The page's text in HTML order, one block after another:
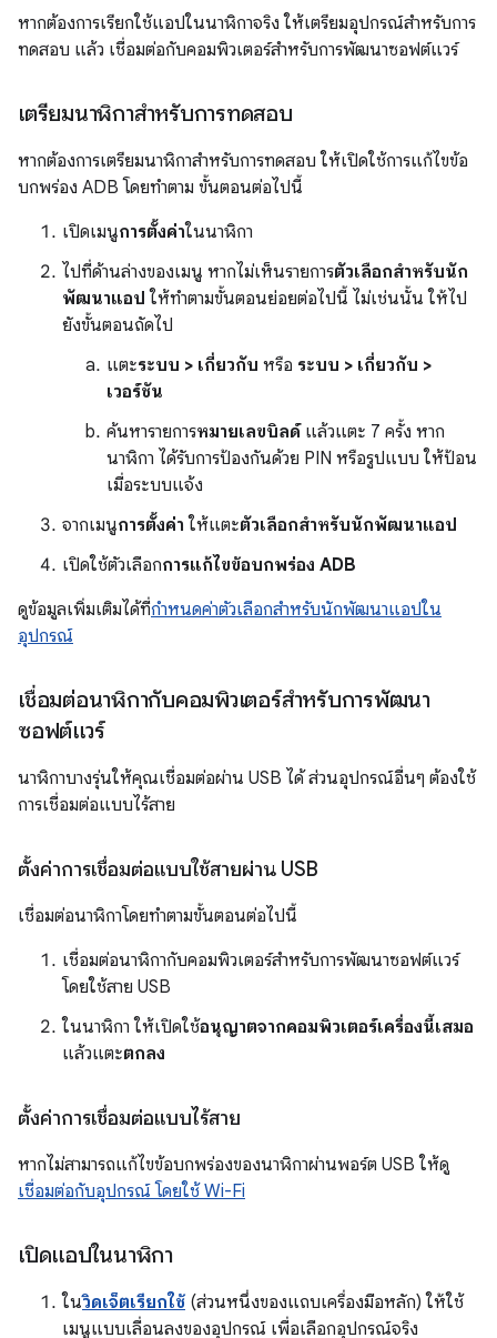
หากต้องการเรียกใช้แอปในนาฬิกาจริง ให้เตรียมอุปกรณ์สำหรับการ
ทดสอบ แล้ว เชื่อมต่อกับคอมพิวเตอร์สำหรับการพัฒนาซอฟต์แวร์
เตรียมนาฬิกาสำหรับการทดสอบ
หากต้องการเตรียมนาฬิกาสำหรับการทดสอบ ให้เปิดใช้การแก้ไขข้อ
บกพร่อง ADB โดยทำตาม ขั้นตอนต่อไปนี้
เปิดเมนูการตั้งค่าในนาฬิกา
ไปที่ด้านล่างของเมนู หากไม่เห็นรายการตัวเลือกสำหรับนัก
พัฒนาแอป ให้ทำตามขั้นตอนย่อยต่อไปนี้ ไม่เช่นนั้น ให้ไป
ยังขั้นตอนถัดไป
แตะระบบ > เกี่ยวกับ หรือ ระบบ > เกี่ยวกับ >
เวอร์ชัน
ค้นหารายการหมายเลขบิลด์แล้วแตะ 7 ครั้ง หาก
นาฬิกา ได้รับการป้องกันด้วย PIN หรือรูปแบบ ให้ป้อน
เมื่อระบบแจ้ง
จากเมนูการตั้งค่า ให้แตะตัวเลือกสำหรับนักพัฒนาแอป
เปิดใช้ตัวเลือกการแก้ไขข้อบกพร่อง ADB
ดูข้อมูลเพิ่มเติมได้ที่กำหนดค่าตัวเลือกสำหรับนักพัฒนาแอปใน
อุปกรณ์
เชื่อมต่อนาฬิกากับคอมพิวเตอร์สำหรับการพัฒนา
ซอฟต์แวร์
นาฬิกาบางรุ่นให้คุณเชื่อมต่อผ่าน USB ได้ ส่วนอุปกรณ์อื่นๆ ต้องใช้
การเชื่อมต่อแบบไร้สาย
ตั้งค่าการเชื่อมต่อแบบใช้สายผ่าน USB
เชื่อมต่อนาฬิกาโดยทำตามขั้นตอนต่อไปนี้
เชื่อมต่อนาฬิกากับคอมพิวเตอร์สำหรับการพัฒนาซอฟต์แวร์
โดยใช้สาย USB
ในนาฬิกา ให้เปิดใช้อนุญาตจากคอมพิวเตอร์เครื่องนี้เสมอ
แล้วแตะตกลง
ตั้งค่าการเชื่อมต่อแบบไร้สาย
หากไม่สามารถแก้ไขข้อบกพร่องของนาฬิกาผ่านพอร์ต USB ให้ดู
เชื่อมต่อกับอุปกรณ์ โดยใช้ Wi-Fi
เปิดแอปในนาฬิกา
ในวิดเจ็ตเรียกใช้ (ส่วนหนึ่งของแถบเครื่องมือหลัก) ให้ใช้
เมนูแบบเลื่อนลงของอุปกรณ์ เพื่อเลือกอุปกรณ์จริง